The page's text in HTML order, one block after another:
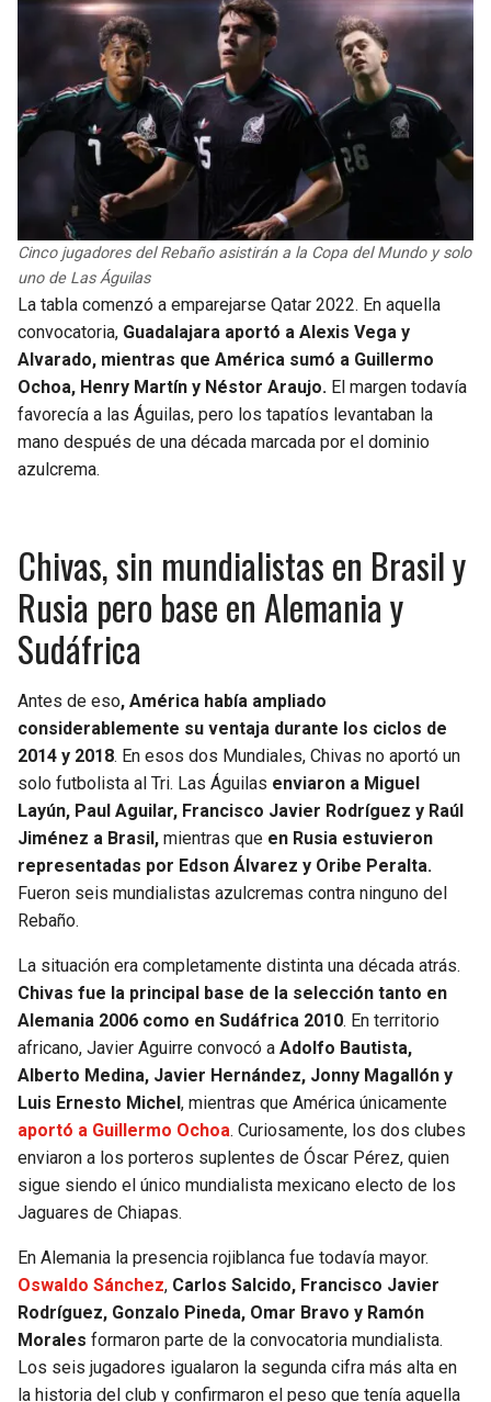
Cinco jugadores del Rebaño asistirán a la Copa del Mundo y solo
uno de Las Águilas
La tabla comenzó a emparejarse Qatar 2022. En aquella
convocatoria, Guadalajara aportó a Alexis Vega y
Alvarado, mientras que América sumó a Guillermo
Ochoa, Henry Martín y Néstor Araujo. El margen todavía
favorecía a las Águilas, pero los tapatíos levantaban la
mano después de una década marcada por el dominio
azulcrema.
Chivas, sin mundialistas en Brasil y
Rusia pero base en Alemania y
Sudáfrica
Antes de eso, América había ampliado
considerablemente su ventaja durante los ciclos de
2014 y 2018. En esos dos Mundiales, Chivas no aportó un
solo futbolista al Tri. Las Águilas enviaron a Miguel
Layún, Paul Aguilar, Francisco Javier Rodríguez y Raúl
Jiménez a Brasil, mientras que en Rusia estuvieron
representadas por Edson Álvarez y Oribe Peralta.
Fueron seis mundialistas azulcremas contra ninguno del
Rebaño.
La situación era completamente distinta una década atrás.
Chivas fue la principal base de la selección tanto en
Alemania 2006 como en Sudáfrica 2010. En territorio
africano, Javier Aguirre convocó a Adolfo Bautista,
Alberto Medina, Javier Hernández, Jonny Magallón y
Luis Ernesto Michel , mientras que América únicamente
aportó a Guillermo Ochoa. Curiosamente, los dos clubes
enviaron a los porteros suplentes de Óscar Pérez, quien
sigue siendo el único mundialista mexicano electo de los
Jaguares de Chiapas.
En Alemania la presencia rojiblanca fue todavía mayor.
Oswaldo Sánchez, Carlos Salcido, Francisco Javier
Rodríguez, Gonzalo Pineda, Omar Bravo y Ramón
Morales formaron parte de la convocatoria mundialista.
Los seis jugadores igualaron la segunda cifra más alta en
la historia del club y confirmaron el peso que tenía aquella